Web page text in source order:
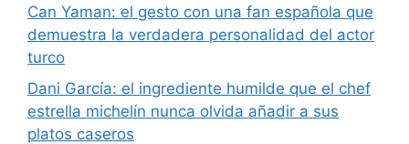
Can Yaman: el gesto con una fan española que
demuestra la verdadera personalidad del actor
turco
Dani García: el ingrediente humilde que el chef
estrella michelín nunca olvida añadir a sus
platos caseros